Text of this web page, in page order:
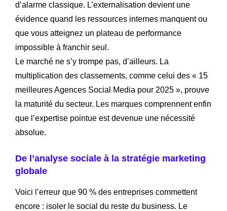
d’alarme classique. L’externalisation devient une
évidence quand les ressources internes manquent ou
que vous atteignez un plateau de performance
impossible à franchir seul.
Le marché ne s’y trompe pas, d’ailleurs. La
multiplication des classements, comme celui des « 15
meilleures Agences Social Media pour 2025 », prouve
la maturité du secteur. Les marques comprennent enfin
que l’expertise pointue est devenue une nécessité
absolue.
De l’analyse sociale à la stratégie marketing
globale
Voici l’erreur que 90 % des entreprises commettent
encore : isoler le social du reste du business. Le